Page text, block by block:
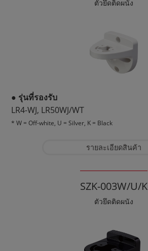
ตัวยึดติดผนัง
● รุ่นที่รองรับ
LR4-WJ, LR50WJ/WT
* W = Off-white, U = Silver, K = Black
รายละเอียดสินค้า
SZK-003W/U/K
ตัวยึดติดผนัง